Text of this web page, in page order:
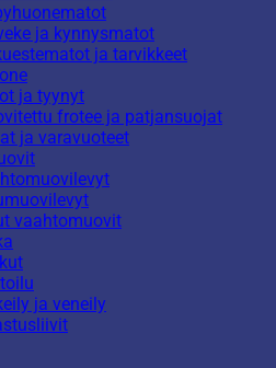
ja kynnysmatot
ja tarvikkeet
ja tyynyt
frotee ja patjansuojat
ja varavuoteet
vaahtomuovit
ja veneily